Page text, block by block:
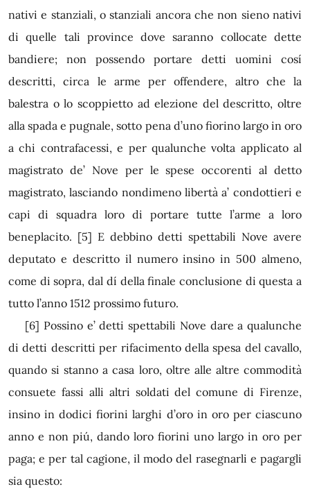
nativi e stanziali, o stanziali ancora che non sieno nativi
di quelle tali province dove saranno collocate dette
bandiere; non possendo portare detti uomini cosí
descritti, circa le arme per offendere, altro che la
balestra o lo scoppietto ad elezione del descritto, oltre
alla spada e pugnale, sotto pena d’uno fiorino largo in oro
a chi contrafacessi, e per qualunche volta applicato al
magistrato de’ Nove per le spese occorenti al detto
magistrato, lasciando nondimeno libertà a’ condottieri e
capi di squadra loro di portare tutte l’arme a loro
beneplacito. [5] E debbino detti spettabili Nove avere
deputato e descritto il numero insino in 500 almeno,
come di sopra, dal dí della finale conclusione di questa a
tutto l’anno 1512 prossimo futuro.
[6] Possino e’ detti spettabili Nove dare a qualunche
di detti descritti per rifacimento della spesa del cavallo,
quando si stanno a casa loro, oltre alle altre commodità
consuete fassi alli altri soldati del comune di Firenze,
insino in dodici fiorini larghi d’oro in oro per ciascuno
anno e non piú, dando loro fiorini uno largo in oro per
paga; e per tal cagione, il modo del rasegnarli e pagargli
sia questo: